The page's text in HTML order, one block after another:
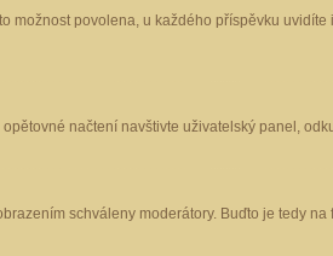
povolena, u každého příspěvku
načtení navštivte uživatelský panel,
schváleny moderátory. Buďto je tedy